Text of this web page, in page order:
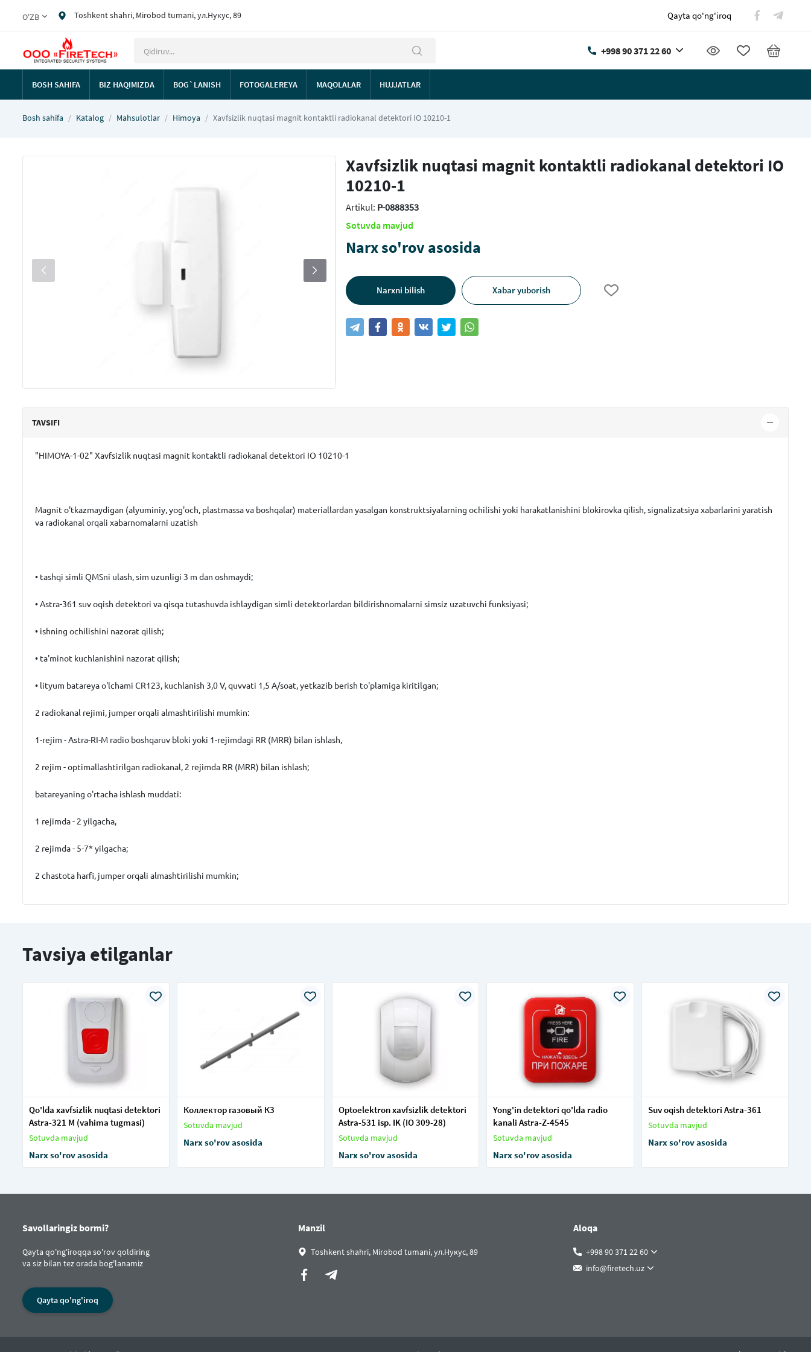
O'ZB Toshkent shahri, Mirobod tumani, ул.Нукус, 89 Qayta qo'ng'iroq
+998 90 371 22 60
BOSH SAHIFA BIZ HAQIMIZDA BOG`LANISH FOTOGALEREYA MAQOLALAR HUJJATLAR
Bosh sahifa Katalog Mahsulotlar Himoya Xavfsizlik nuqtasi magnit kontaktli radiokanal detektori IO 10210-1
Xavfsizlik nuqtasi magnit kontaktli radiokanal detektori IO
10210-1
Artikul: P-0888353
Sotuvda mavjud
Narx so'rov asosida
Narxni bilish Xabar yuborish
TAVSIFI
"HIMOYA-1-02" Xavfsizlik nuqtasi magnit kontaktli radiokanal detektori IO 10210-1
Magnit o'tkazmaydigan (alyuminiy, yog'och, plastmassa va boshqalar) materiallardan yasalgan konstruktsiyalarning ochilishi yoki harakatlanishini blokirovka qilish, signalizatsiya xabarlarini yaratish
va radiokanal orqali xabarnomalarni uzatish
• tashqi simli QMSni ulash, sim uzunligi 3 m dan oshmaydi;
• Astra-361 suv oqish detektori va qisqa tutashuvda ishlaydigan simli detektorlardan bildirishnomalarni simsiz uzatuvchi funksiyasi;
• ishning ochilishini nazorat qilish;
• ta'minot kuchlanishini nazorat qilish;
• lityum batareya o'lchami CR123, kuchlanish 3,0 V, quvvati 1,5 A/soat, yetkazib berish to'plamiga kiritilgan;
2 radiokanal rejimi, jumper orqali almashtirilishi mumkin:
1-rejim - Astra-RI-M radio boshqaruv bloki yoki 1-rejimdagi RR (MRR) bilan ishlash,
2 rejim - optimallashtirilgan radiokanal, 2 rejimda RR (MRR) bilan ishlash;
batareyaning o'rtacha ishlash muddati:
1 rejimda - 2 yilgacha,
2 rejimda - 5-7* yilgacha;
2 chastota harfi, jumper orqali almashtirilishi mumkin;
Tavsiya etilganlar
Qo'lda xavfsizlik nuqtasi detektori
Astra-321 M (vahima tugmasi)
Sotuvda mavjud
Narx so'rov asosida
Коллектор газовый К3
Sotuvda mavjud
Narx so'rov asosida
Optoelektron xavfsizlik detektori
Astra-531 isp. IK (IO 309-28)
Sotuvda mavjud
Narx so'rov asosida
Yong'in detektori qo'lda radio
kanali Astra-Z-4545
Sotuvda mavjud
Narx so'rov asosida
Suv oqish detektori Astra-361
Sotuvda mavjud
Narx so'rov asosida
Savollaringiz bormi?
Qayta qo'ng'iroqqa so'rov qoldiring
va siz bilan tez orada bog'lanamiz
Qayta qo'ng'iroq
Manzil
Toshkent shahri, Mirobod tumani, ул.Нукус, 89
Aloqa
+998 90 371 22 60
info@firetech.uz